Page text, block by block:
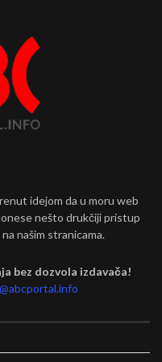
idejom da u moru web
nešto drukčiji pristup
našim stranicama.
bez dozvola izdavača!